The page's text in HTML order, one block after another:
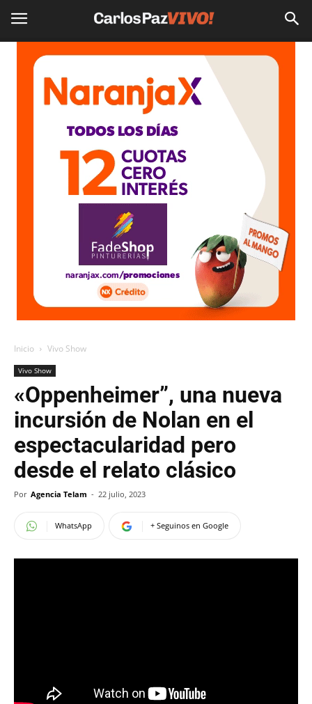
Inicio Vivo Show
Vivo Show
«Oppenheimer”, una nueva
incursión de Nolan en el
espectacularidad pero
desde el relato clásico
Por Agencia Telam - 22 julio, 2023
WhatsApp + Seguinos en Google